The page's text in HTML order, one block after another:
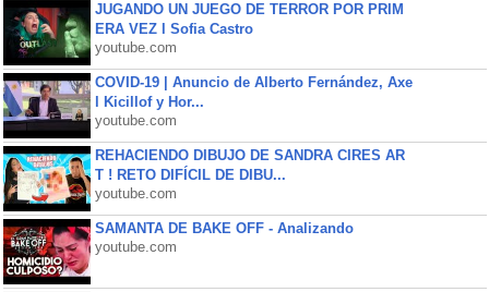
JUGANDO UN JUEGO DE TERROR POR PRIM
ERA VEZ l Sofia Castro
youtube.com
COVID-19 | Anuncio de Alberto Fernández, Axe
l Kicillof y Hor...
youtube.com
REHACIENDO DIBUJO DE SANDRA CIRES AR
T ! RETO DIFÍCIL DE DIBU...
youtube.com
SAMANTA DE BAKE OFF - Analizando
youtube.com